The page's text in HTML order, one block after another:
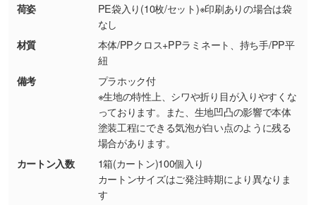
ター部分の輪郭がはっきりしているデータは切
り抜き処理が可能です。→
・持っているデータの背景が足りない／塗り足
しの作り方が分からない
印刷したいデータが印刷範囲よりも小さい場
合、シンプルな色・柄の背景であれば拡張が可
詳しく見る
・デザインにQRコードを入れたい／QRコード
を生成してほしい
荷姿
PE袋入り(10枚/セット)※印刷ありの場合は袋
なし
材質
本体/PPクロス+PPラミネート、持ち手/PP平
紐
備考
プラホック付
※生地の特性上、シワや折り目が入りやすくな
っております。また、生地凹凸の影響で本体
塗装工程にできる気泡が白い点のように残る
場合があります。
カートン入数
1箱(カートン)100個入り
カートンサイズはご発注時期により異なりま
す